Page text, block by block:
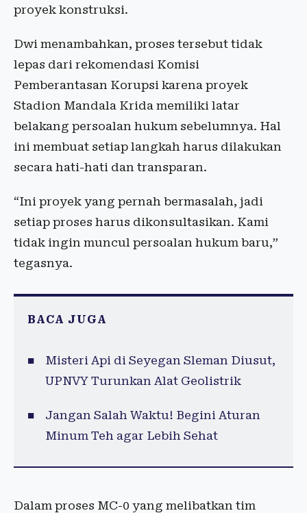
proyek konstruksi.
Dwi menambahkan, proses tersebut tidak
lepas dari rekomendasi Komisi
Pemberantasan Korupsi karena proyek
Stadion Mandala Krida memiliki latar
belakang persoalan hukum sebelumnya. Hal
ini membuat setiap langkah harus dilakukan
secara hati-hati dan transparan.
“Ini proyek yang pernah bermasalah, jadi
setiap proses harus dikonsultasikan. Kami
tidak ingin muncul persoalan hukum baru,”
tegasnya.
BACA JUGA
Misteri Api di Seyegan Sleman Diusut,
UPNVY Turunkan Alat Geolistrik
Jangan Salah Waktu! Begini Aturan
Minum Teh agar Lebih Sehat
Dalam proses MC-0 yang melibatkan tim